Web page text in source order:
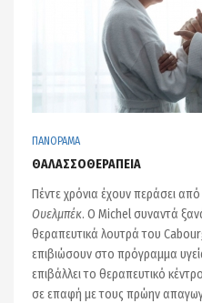
ΠΑΝΟΡΑΜΑ
ΘΑΛΑΣΣΟΘΕΡΑΠΕΙΑ
Πέντε χρόνια έχουν περάσει
Ουελμπέκ. Ο Michel συναντά
θεραπευτικά λουτρά του
επιβιώσουν στο πρόγραμμα
επιβάλλει το θεραπευτικό
σε επαφή με τους πρώην